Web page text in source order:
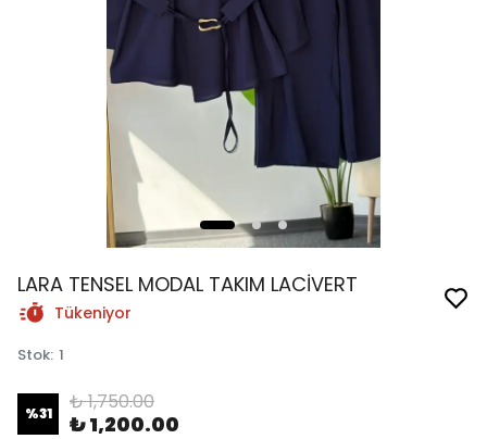
LARA TENSEL MODAL TAKIM LACİVERT
Tükeniyor
Stok: 1
%31 ₺ 1,750.00
₺ 1,200.00